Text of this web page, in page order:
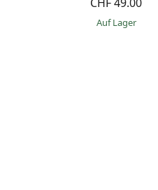
auf Lager